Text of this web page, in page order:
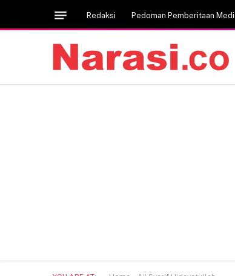
Redaksi Pedoman Pemberitaan